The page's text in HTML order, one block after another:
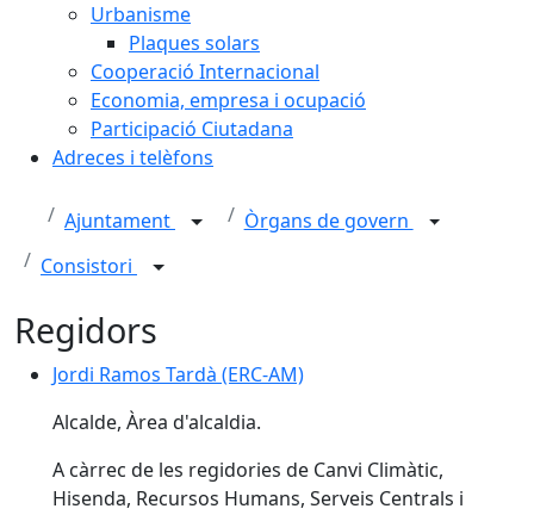
Urbanisme
Plaques solars
Cooperació Internacional
Economia, empresa i ocupació
Participació Ciutadana
Adreces i telèfons
Ajuntament
Òrgans de govern
Consistori
Regidors
Jordi Ramos Tardà (ERC-AM)
Jordi Ramos Tardà (ERC-AM)
Alcalde, Àrea d'alcaldia.
A càrrec de les regidories de Canvi Climàtic,
Hisenda, Recursos Humans, Serveis Centrals i